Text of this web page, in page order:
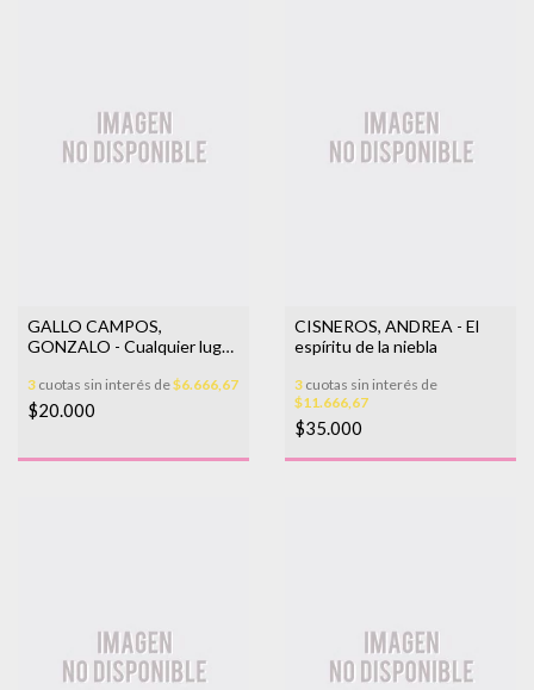
GALLO CAMPOS,
GONZALO - Cualquier lugar
3 cuotas sin interés de$6.666,67
$20.000
CISNEROS, ANDREA - El
espíritu de la niebla
3 cuotas sin interés de
$11.666,67
$35.000